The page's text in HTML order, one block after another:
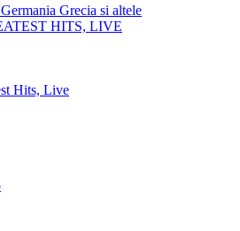
Grecia si altele
HITS, LIVE
Hits, Live